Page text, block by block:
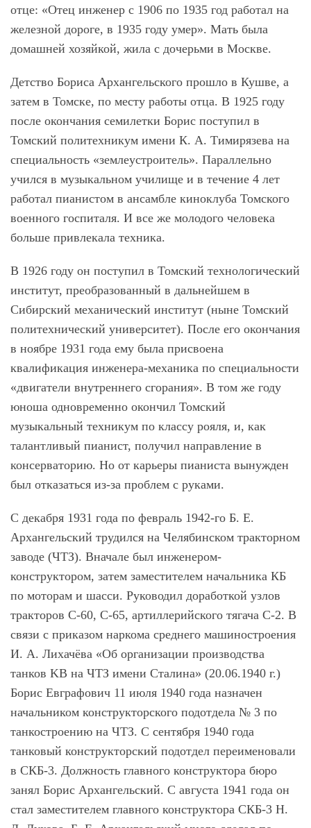
отце: «Отец инженер с 1906 по 1935 год работал на
железной дороге, в 1935 году умер». Мать была
домашней хозяйкой, жила с дочерьми в Москве.
Детство Бориса Архангельского прошло в Кушве, а
затем в Томске, по месту работы отца. В 1925 году
после окончания семилетки Борис поступил в
Томский политехникум имени К. А. Тимирязева на
специальность «землеустроитель». Параллельно
учился в музыкальном училище и в течение 4 лет
работал пианистом в ансамбле киноклуба Томского
военного госпиталя. И все же молодого человека
больше привлекала техника.
В 1926 году он поступил в Томский технологический
институт, преобразованный в дальнейшем в
Сибирский механический институт (ныне Томский
политехнический университет). После его окончания
в ноябре 1931 года ему была присвоена
квалификация инженера-механика по специальности
«двигатели внутреннего сгорания». В том же году
юноша одновременно окончил Томский
музыкальный техникум по классу рояля, и, как
талантливый пианист, получил направление в
консерваторию. Но от карьеры пианиста вынужден
был отказаться из-за проблем с руками.
С декабря 1931 года по февраль 1942-го Б. Е.
Архангельский трудился на Челябинском тракторном
заводе (ЧТЗ). Вначале был инженером-
конструктором, затем заместителем начальника КБ
по моторам и шасси. Руководил доработкой узлов
тракторов C-60, С-65, артиллерийского тягача C-2. В
связи с приказом наркома среднего машиностроения
И. А. Лихачёва «Об организации производства
танков KB на ЧТЗ имени Сталина» (20.06.1940 г.)
Борис Евграфович 11 июля 1940 года назначен
начальником конструкторского подотдела № 3 по
танкостроению на ЧТЗ. С сентября 1940 года
танковый конструкторский подотдел переименовали
в СКБ-3. Должность главного конструктора бюро
занял Борис Архангельский. С августа 1941 года он
стал заместителем главного конструктора СКБ-3 Н.